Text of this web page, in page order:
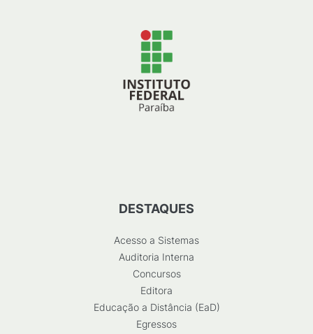
DESTAQUES
Acesso a Sistemas
Auditoria Interna
Concursos
Editora
Educação a Distância (EaD)
Egressos